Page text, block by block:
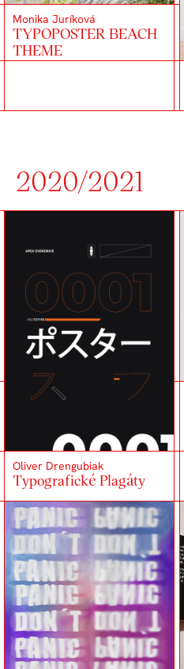
Monika Juríková
TYPOPOSTER BEACH
THEME
2020/2021
Oliver Drengubiak
Typografické Plagáty